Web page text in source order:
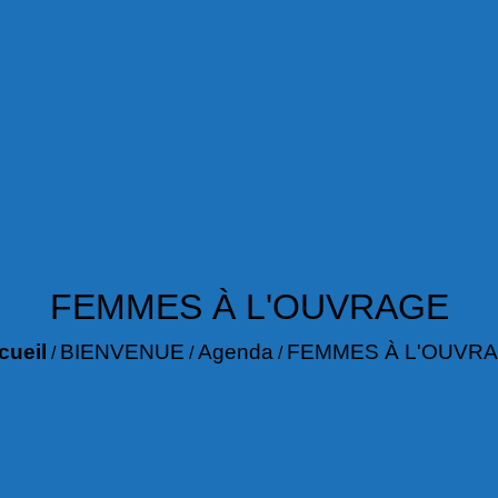
FEMMES À L'OUVRAGE
/ BIENVENUE /Agenda / FEMMES À